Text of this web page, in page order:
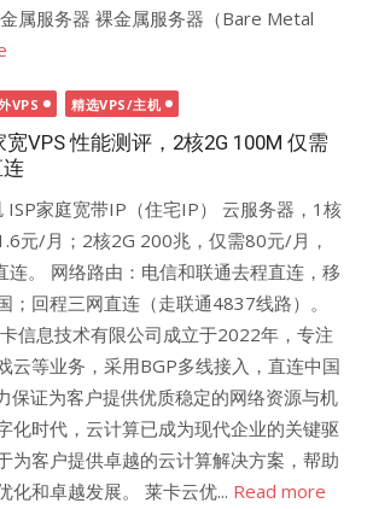
属服务器 ‌‌裸金属服务器（Bare Metal
VPS 精选VPS/主机
VPS 性能测评，2核2G 100M 仅需
ISP家庭宽带IP（住宅IP） 云服务器，1核
元/月；2核2G 200兆，仅需80元/月，
连。 网络路由：电信和联通去程直连，移
；回程三网直连（走联通4837线路）。
信息技术有限公司成立于2022年，专注
云等业务，采用BGP多线接入，直连中国
保证为客户提供优质稳定的网络资源与机
化时代，云计算已成为现代企业的关键驱
为客户提供卓越的云计算解决方案，帮助
化和卓越发展。 莱卡云优... Read more